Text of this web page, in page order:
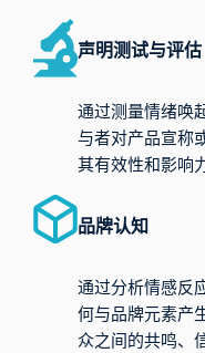
声明测试与评估
通过测量情绪唤
与者对产品宣称
其有效性和影响
品牌认知
通过分析情感反
何与品牌元素产
众之间的共鸣、